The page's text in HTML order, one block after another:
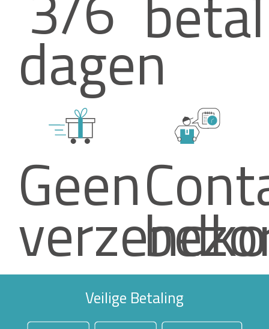
dagen
Geen
Veilige Betaling